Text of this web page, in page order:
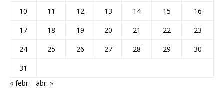
10
11 12 13 14 15
16
17
18 19 20 21 22
23
24
25 26 27 28 29
30
31
« febr.
abr. »